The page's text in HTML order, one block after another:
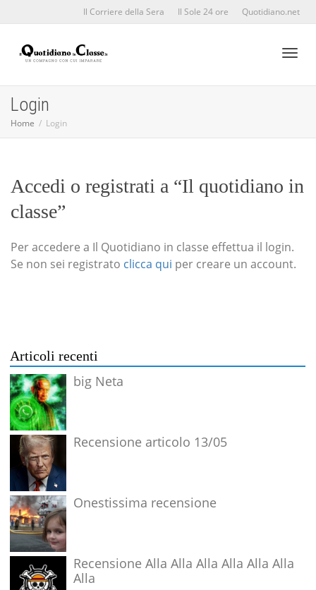
Il Corriere della Sera Il Sole 24 ore Quotidiano.net
Login
Home Login
Accedi o registrati a “Il quotidiano in
classe”
Per accedere a Il Quotidiano in classe effettua il login.
Se non sei registrato clicca qui per creare un account.
Articoli recenti
big Neta
Recensione articolo 13/05
Onestissima recensione
Recensione Alla Alla Alla Alla Alla Alla
Alla